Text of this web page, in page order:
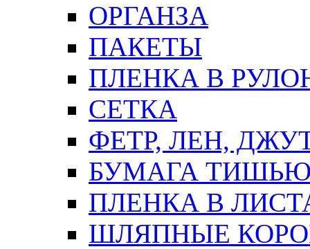
ОРГАНЗА
ПАКЕТЫ
ПЛЕНКА В
СЕТКА
ФЕТР, ЛЕН,
БУМАГА
ПЛЕНКА В
ШЛЯПНЫЕ